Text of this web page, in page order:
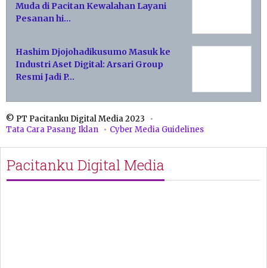
Muda di Pacitan Kewalahan Layani
Pesanan hi…
Hashim Djojohadikusumo Masuk ke
Industri Aset Digital: Arsari Group
Resmi Jadi P…
© PT Pacitanku Digital Media 2023
Tata Cara Pasang Iklan
Cyber Media Guidelines
Pacitanku Digital Media